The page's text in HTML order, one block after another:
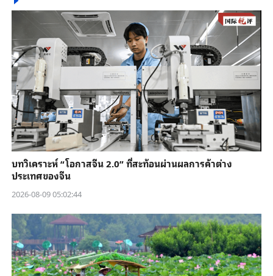
บทวิเคราะห์ “โอกาสจีน 2.0” ที่สะท้อนผ่านผลการค้าต่าง
ประเทศของจีน
2026-08-09 05:02:44